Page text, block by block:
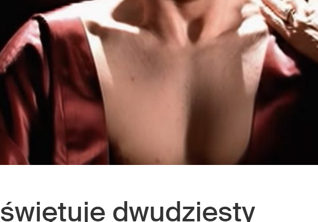
świętuje dwudziesty